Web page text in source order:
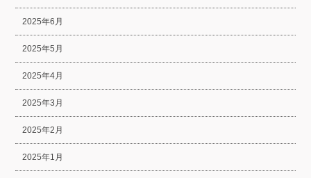
2025年6月
2025年5月
2025年4月
2025年3月
2025年2月
2025年1月